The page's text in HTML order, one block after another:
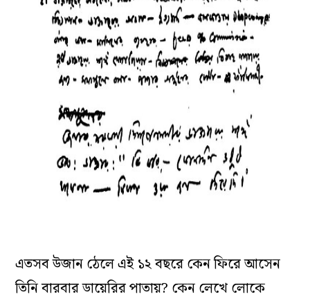
এতসব উজান ঠেলে এই ১২ বছরে কেন ফিরে আসেন
তিনি বারবার ডায়েরির পাতায়? কেন লেখে লোকে